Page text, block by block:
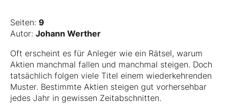
Seiten: 9
Autor: Johann Werther
Oft erscheint es für Anleger wie ein Rätsel, warum
Aktien manchmal fallen und manchmal steigen. Doch
tatsächlich folgen viele Titel einem wiederkehrenden
Muster. Bestimmte Aktien steigen gut vorhersehbar
jedes Jahr in gewissen Zeitabschnitten.